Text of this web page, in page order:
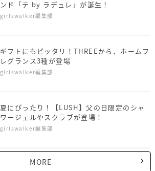
ンド「テ by ラデュレ」が誕生！
girlswalker編集部
ギフトにもピッタリ！THREEから、ホームフ
レグランス3種が登場
girlswalker編集部
夏にぴったり！【LUSH】父の日限定のシャ
ワージェルやスクラブが登場！
girlswalker編集部
MORE